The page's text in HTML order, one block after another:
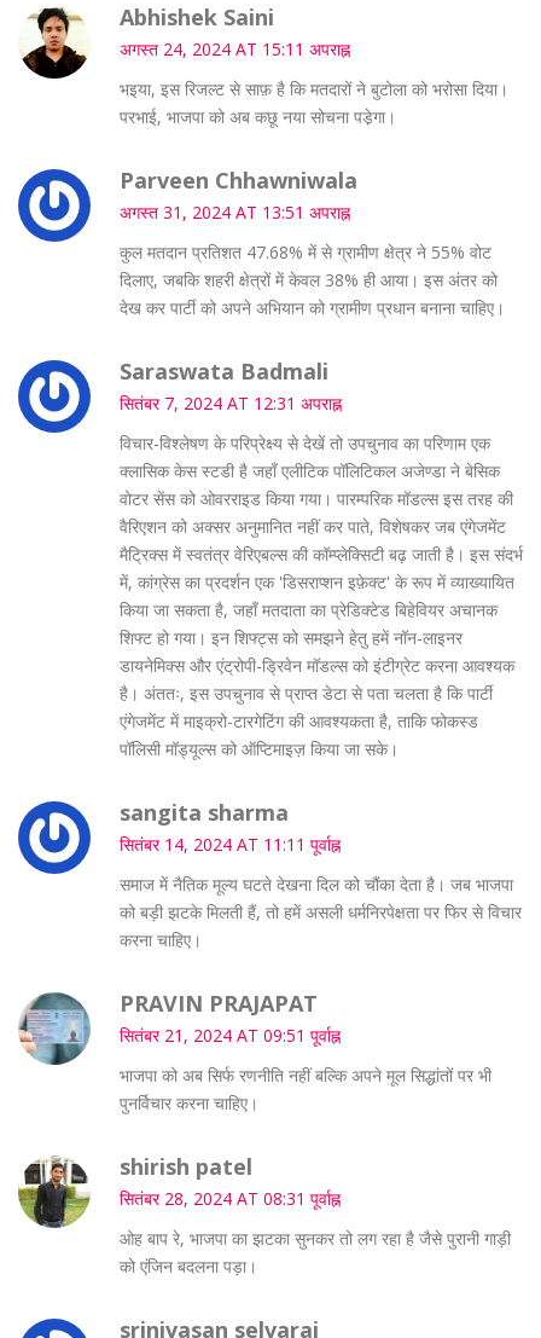
Abhishek Saini
अगस्त 24, 2024 AT 15:11 अपराह्न
भइया, इस रिजल्ट से साफ़ है कि मतदारों ने बुटोला को भरोसा दिया।
परभाई, भाजपा को अब कछू नया सोचना पडे़गा।
Parveen Chhawniwala
अगस्त 31, 2024 AT 13:51 अपराह्न
कुल मतदान प्रतिशत 47.68% में से ग्रामीण क्षेत्र ने 55% वोट
दिलाए, जबकि शहरी क्षेत्रों में केवल 38% ही आया। इस अंतर को
देख कर पार्टी को अपने अभियान को ग्रामीण प्रधान बनाना चाहिए।
Saraswata Badmali
सितंबर 7, 2024 AT 12:31 अपराह्न
विचार-विश्लेषण के परिप्रेक्ष्य से देखें तो उपचुनाव का परिणाम एक
क्लासिक केस स्टडी है जहाँ एलीटिक पॉलिटिकल अजेण्डा ने बेसिक
वोटर सेंस को ओवरराइड किया गया। पारम्परिक मॉडल्स इस तरह की
वैरिएशन को अक्सर अनुमानित नहीं कर पाते, विशेषकर जब एंगेजमेंट
मैट्रिक्स में स्वतंत्र वेरिएबल्स की कॉम्प्लेक्सिटी बढ़ जाती है। इस संदर्भ
में, कांग्रेस का प्रदर्शन एक 'डिसराप्शन इफ़ेक्ट' के रूप में व्याख्यायित
किया जा सकता है, जहाँ मतदाता का प्रेडिक्टेड बिहेवियर अचानक
शिफ्ट हो गया। इन शिफ्ट्स को समझने हेतु हमें नॉन-लाइनर
डायनेमिक्स और एंट्रोपी-ड्रिवेन मॉडल्स को इंटीग्रेट करना आवश्यक
है। अंततः, इस उपचुनाव से प्राप्त डेटा से पता चलता है कि पार्टी
एंगेजमेंट में माइक्रो-टारगेटिंग की आवश्यकता है, ताकि फोकस्ड
पॉलिसी मॉड्यूल्स को ऑप्टिमाइज़ किया जा सके।
sangita sharma
सितंबर 14, 2024 AT 11:11 पूर्वाह्न
समाज में नैतिक मूल्य घटते देखना दिल को चौंका देता है। जब भाजपा
को बड़ी झटके मिलती हैं, तो हमें असली धर्मनिरपेक्षता पर फिर से विचार
करना चाहिए।
PRAVIN PRAJAPAT
सितंबर 21, 2024 AT 09:51 पूर्वाह्न
भाजपा को अब सिर्फ रणनीति नहीं बल्कि अपने मूल सिद्धांतों पर भी
पुनर्विचार करना चाहिए।
shirish patel
सितंबर 28, 2024 AT 08:31 पूर्वाह्न
ओह बाप रे, भाजपा का झटका सुनकर तो लग रहा है जैसे पुरानी गाड़ी
को एंजिन बदलना पड़ा।
srinivasan selvaraj